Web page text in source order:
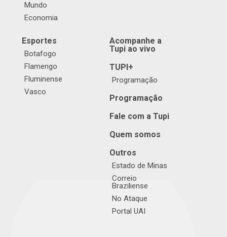
Mundo
Economia
Esportes
Botafogo
Flamengo
Fluminense
Vasco
Acompanhe a
Tupi ao vivo
TUPI+
Programação
Programação
Fale com a Tupi
Quem somos
Outros
Estado de Minas
Correio
Braziliense
No Ataque
Portal UAI